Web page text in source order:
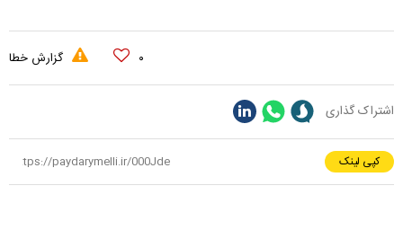
۰ گزارش خطا
اشتراک گذاری
کپی لینک